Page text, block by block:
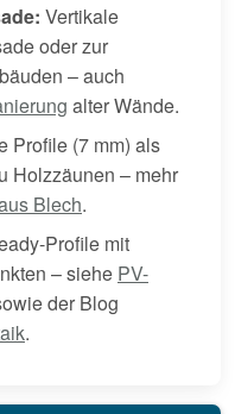
Vertikale
oder zur
– auch
alter Wände.
Profile (7 mm) als
Holzzäunen – mehr
Blech.
Profile mit
– siehe PV-
der Blog
.